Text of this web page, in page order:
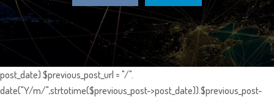
post_date) $previous_post_url = "/".
date("Y/m/",strtotime($previous_post->post_date)).$previous_post-